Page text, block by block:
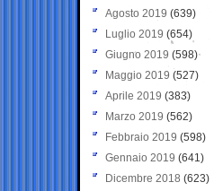
Agosto 2019 (639)
Luglio 2019 (654)
Giugno 2019 (598)
Maggio 2019 (527)
Aprile 2019 (383)
Marzo 2019 (562)
Febbraio 2019 (598)
Gennaio 2019 (641)
Dicembre 2018 (623)